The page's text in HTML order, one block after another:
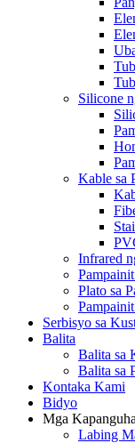
Silicone
Kable sa
Infrared
Plato sa
Serbisyo sa
Balita
Balita sa
Balita sa
Kontaka Kami
Bidyo
Mga
Labing